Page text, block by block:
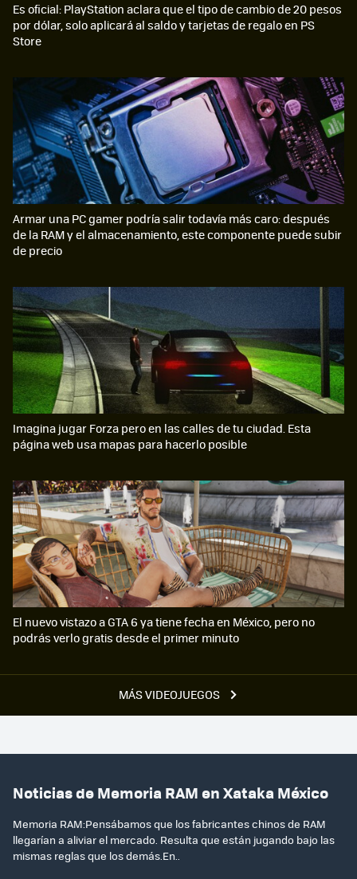
MÁS VIDEOJUEGOS
Es oficial: PlayStation aclara que el tipo de cambio de 20 pesos
por dólar, solo aplicará al saldo y tarjetas de regalo en PS
Store
Armar una PC gamer podría salir todavía más caro: después
de la RAM y el almacenamiento, este componente puede subir
de precio
Imagina jugar Forza pero en las calles de tu ciudad. Esta
página web usa mapas para hacerlo posible
El nuevo vistazo a GTA 6 ya tiene fecha en México, pero no
podrás verlo gratis desde el primer minuto
Noticias de Memoria RAM en Xataka México
Memoria RAM:Pensábamos que los fabricantes chinos de RAM
llegarían a aliviar el mercado. Resulta que están jugando bajo las
mismas reglas que los demás.En..